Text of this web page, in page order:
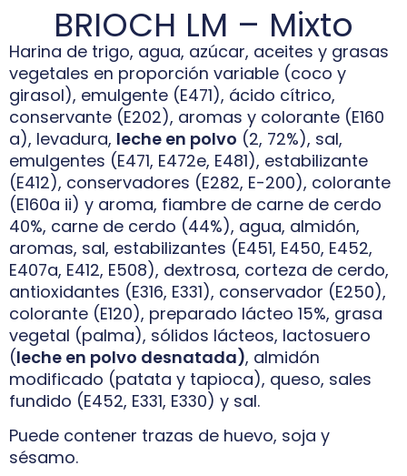
BRIOCH LM – Mixto
Harina de trigo, agua, azúcar, aceites y grasas
vegetales en proporción variable (coco y
girasol), emulgente (E471), ácido cítrico,
conservante (E202), aromas y colorante (E160
a), levadura, leche en polvo (2, 72%), sal,
emulgentes (E471, E472e, E481), estabilizante
(E412), conservadores (E282, E-200), colorante
(E160a ii) y aroma, fiambre de carne de cerdo
40%, carne de cerdo (44%), agua, almidón,
aromas, sal, estabilizantes (E451, E450, E452,
E407a, E412, E508), dextrosa, corteza de cerdo,
antioxidantes (E316, E331), conservador (E250),
colorante (E120), preparado lácteo 15%, grasa
vegetal (palma), sólidos lácteos, lactosuero
(leche en polvo desnatada), almidón
modificado (patata y tapioca), queso, sales
fundido (E452, E331, E330) y sal.
Puede contener trazas de huevo, soja y
sésamo.